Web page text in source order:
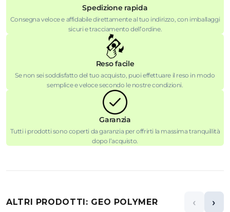
Spedizione rapida
Consegna veloce e affidabile direttamente al tuo indirizzo, con imballaggi
sicuri e tracciamento dell’ordine.
Reso facile
Se non sei soddisfatto del tuo acquisto, puoi effettuare il reso in modo
semplice e veloce secondo le nostre condizioni.
Garanzia
Tutti i prodotti sono coperti da garanzia per offrirti la massima tranquillità
dopo l’acquisto.
ALTRI PRODOTTI: GEO POLYMER ‹ ›